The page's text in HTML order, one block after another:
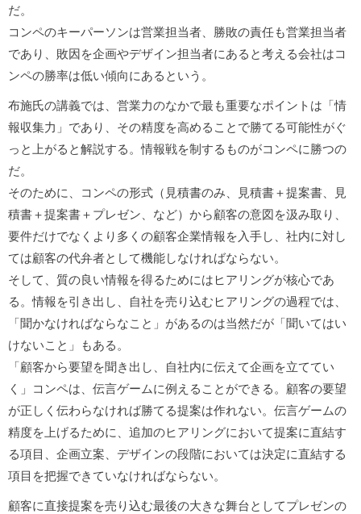
だ。
コンペのキーパーソンは営業担当者、勝敗の責任も営業担当者
であり、敗因を企画やデザイン担当者にあると考える会社はコ
ンペの勝率は低い傾向にあるという。
布施氏の講義では、営業力のなかで最も重要なポイントは「情
報収集力」であり、その精度を高めることで勝てる可能性がぐ
っと上がると解説する。情報戦を制するものがコンペに勝つの
だ。
そのために、コンペの形式（見積書のみ、見積書＋提案書、見
積書＋提案書＋プレゼン、など）から顧客の意図を汲み取り、
要件だけでなくより多くの顧客企業情報を入手し、社内に対し
ては顧客の代弁者として機能しなければならない。
そして、質の良い情報を得るためにはヒアリングが核心であ
る。情報を引き出し、自社を売り込むヒアリングの過程では、
「聞かなければならなこと」があるのは当然だが「聞いてはい
けないこと」もある。
「顧客から要望を聞き出し、自社内に伝えて企画を立ててい
く」コンペは、伝言ゲームに例えることができる。顧客の要望
が正しく伝わらなければ勝てる提案は作れない。伝言ゲームの
精度を上げるために、追加のヒアリングにおいて提案に直結す
る項目、企画立案、デザインの段階においては決定に直結する
項目を把握できていなければならない。
顧客に直接提案を売り込む最後の大きな舞台としてプレゼンの